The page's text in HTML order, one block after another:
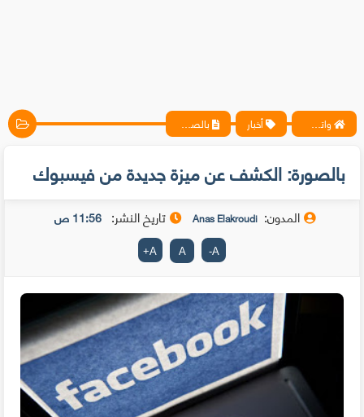
واتس آب ، فيسبوك ، أنترنت ، شروحات تقنية حصرية - المحترف أخبار بالصورة: الكشف عن ميزة جديدة من فيسبوك
بالصورة: الكشف عن ميزة جديدة من فيسبوك
المدون: Anas Elakroudi تاريخ النشر: 11:56 ص
A
-
A
A
+